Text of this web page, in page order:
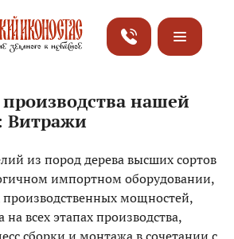
нашей
Витражи
из пород дерева высших сортов
импортном оборудовании,
мощностей,
на всех этапах производства,
сборки и монтажа в сочетании с